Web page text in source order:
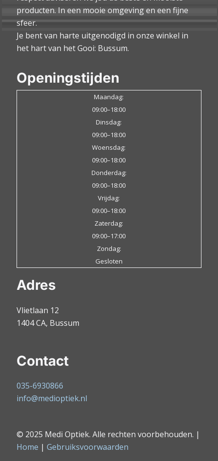
producten. In een mooie omgeving en een fijne
sfeer.
Je bent van harte uitgenodigd in onze winkel in
het hart van het Gooi: Bussum.
Openingstijden
Maandag:
09:00–18:00
Dinsdag:
09:00–18:00
Woensdag:
09:00–18:00
Donderdag:
09:00–18:00
Vrijdag:
09:00–18:00
Zaterdag:
09:00–17:00
Zondag:
Gesloten
Adres
Vlietlaan 12
1404 CA, Bussum
Contact
035-6930866
info@medioptiek.nl
© 2025 Medi Optiek. Alle rechten voorbehouden. |
Home | Gebruiksvoorwaarden